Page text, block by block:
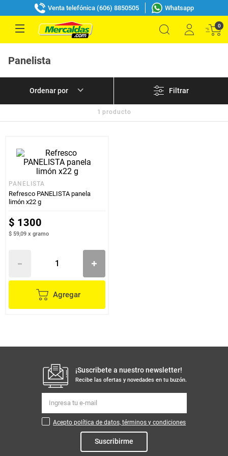
Venta telefónica (606) 8850505 Whatsapp
0
Panelista
Filtrar
1 producto
PANELISTA
Refresco PANELISTA panela
limón x22 g
$ 1300
$ 59,09 x gramo
Agregar
¡Suscribete a nuestro newsletter!
Recibe las ofertas y novedades en tu buzón.
Acepto política de datos, términos y condiciones
Suscribirme